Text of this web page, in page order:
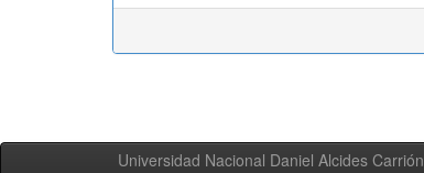
Universidad Nacional Daniel Alcides Carrión